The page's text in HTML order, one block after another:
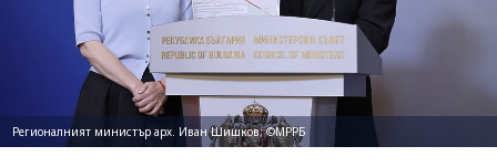
Регионалният министър арх. Иван Шишков; ©МРРБ